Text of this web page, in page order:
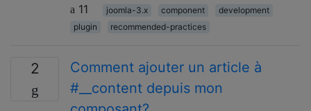
11
joomla-3.x component
development
plugin
recommended-practices
2
Comment ajouter un article à
#__content depuis mon